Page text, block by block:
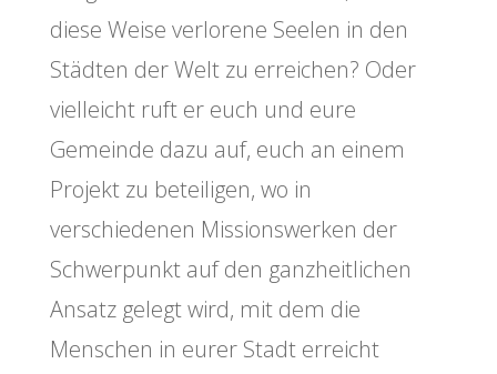
diese Weise verlorene Seelen in den
Städten der Welt zu erreichen? Oder
vielleicht ruft er euch und eure
Gemeinde dazu auf, euch an einem
Projekt zu beteiligen, wo in
verschiedenen Missionswerken der
Schwerpunkt auf den ganzheitlichen
Ansatz gelegt wird, mit dem die
Menschen in eurer Stadt erreicht